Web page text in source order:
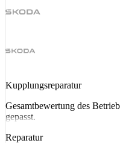
Kupplungsreparatur
Gesamtbewertung des
gepasst.
Reparatur